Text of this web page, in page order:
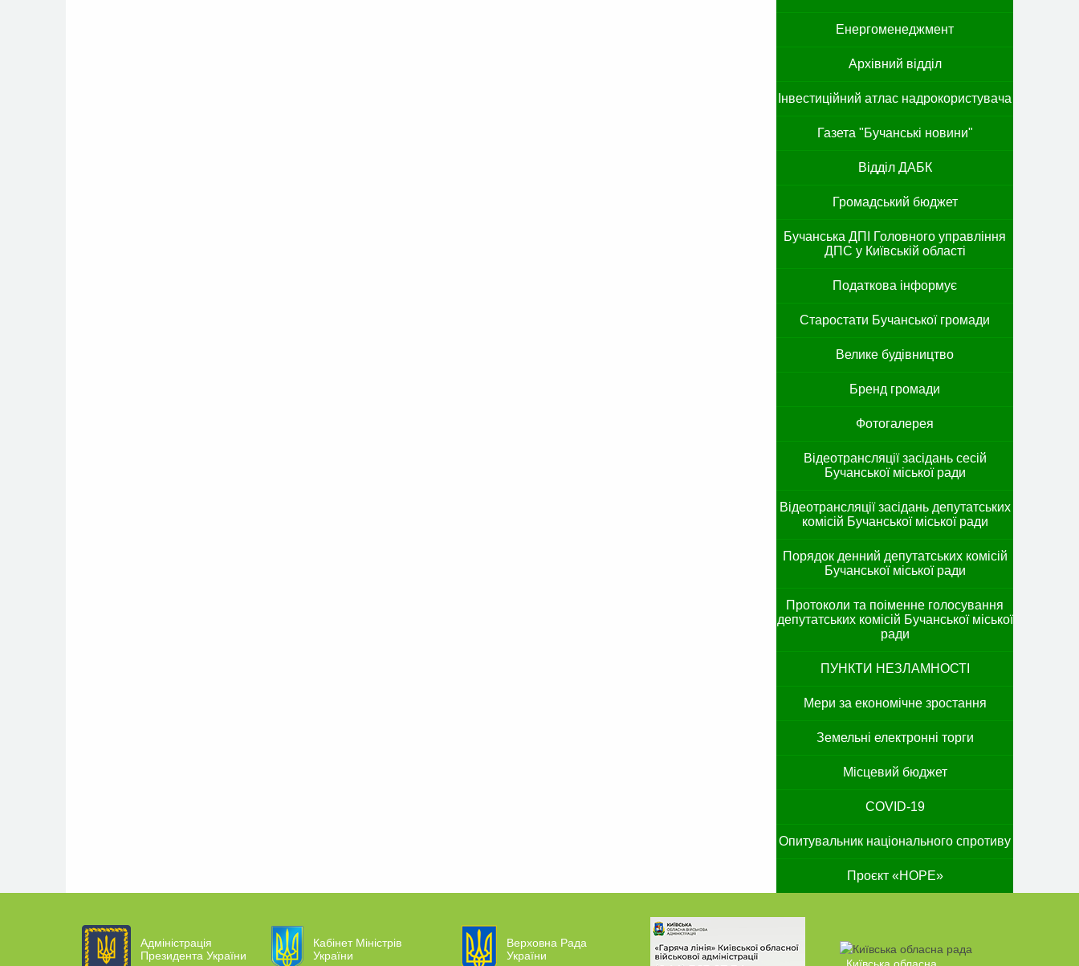
Енергоменеджмент
Архівний відділ
Інвестиційний атлас надрокористувача
Газета "Бучанські новини"
Відділ ДАБК
Громадський бюджет
Бучанська ДПІ Головного управління
ДПС у Київській області
Податкова інформує
Старостати Бучанської громади
Велике будівництво
Бренд громади
Фотогалерея
Відеотрансляції засідань сесій
Бучанської міської ради
Відеотрансляції засідань депутатських
комісій Бучанської міської ради
Порядок денний депутатських комісій
Бучанської міської ради
Протоколи та поіменне голосування
депутатських комісій Бучанської міської
ради
ПУНКТИ НЕЗЛАМНОСТІ
Мери за економічне зростання
Земельні електронні торги
Місцевий бюджет
COVID-19
Опитувальник національного спротиву
Проєкт «HOPE»
Адміністрація
Президента України
Кабінет Міністрів
України
Верховна Рада
України